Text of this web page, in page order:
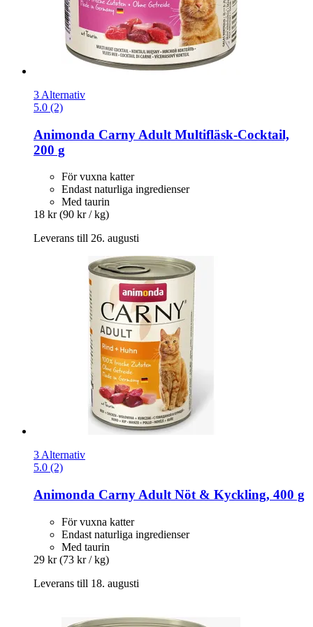
3 Alternativ
5.0 (2)
Animonda Carny Adult Multifläsk-​Cocktail,
200 g
För vuxna katter
Endast naturliga ingredienser
Med taurin
18 kr (90 kr / kg)
Leverans till 26. augusti
3 Alternativ
5.0 (2)
Animonda Carny Adult Nöt & Kyckling, 400 g
För vuxna katter
Endast naturliga ingredienser
Med taurin
29 kr (73 kr / kg)
Leverans till 18. augusti